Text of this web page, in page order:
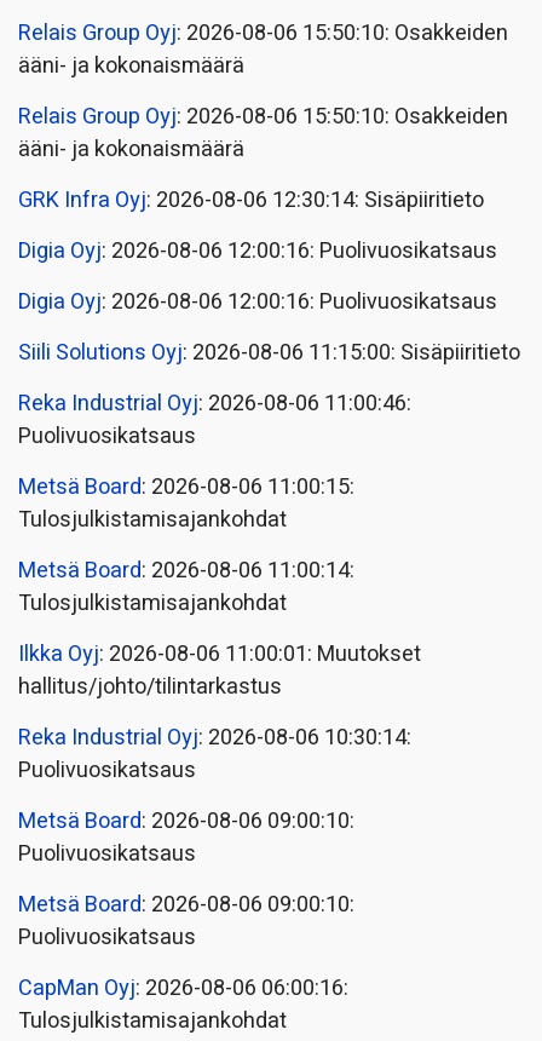
Relais Group Oyj: 2026-08-06 15:50:10: Osakkeiden
ääni- ja kokonaismäärä
Relais Group Oyj: 2026-08-06 15:50:10: Osakkeiden
ääni- ja kokonaismäärä
GRK Infra Oyj: 2026-08-06 12:30:14: Sisäpiiritieto
Digia Oyj: 2026-08-06 12:00:16: Puolivuosikatsaus
Digia Oyj: 2026-08-06 12:00:16: Puolivuosikatsaus
Siili Solutions Oyj: 2026-08-06 11:15:00: Sisäpiiritieto
Reka Industrial Oyj: 2026-08-06 11:00:46:
Puolivuosikatsaus
Metsä Board: 2026-08-06 11:00:15:
Tulosjulkistamisajankohdat
Metsä Board: 2026-08-06 11:00:14:
Tulosjulkistamisajankohdat
Ilkka Oyj: 2026-08-06 11:00:01: Muutokset
hallitus/johto/tilintarkastus
Reka Industrial Oyj: 2026-08-06 10:30:14:
Puolivuosikatsaus
Metsä Board: 2026-08-06 09:00:10:
Puolivuosikatsaus
Metsä Board: 2026-08-06 09:00:10:
Puolivuosikatsaus
CapMan Oyj: 2026-08-06 06:00:16:
Tulosjulkistamisajankohdat